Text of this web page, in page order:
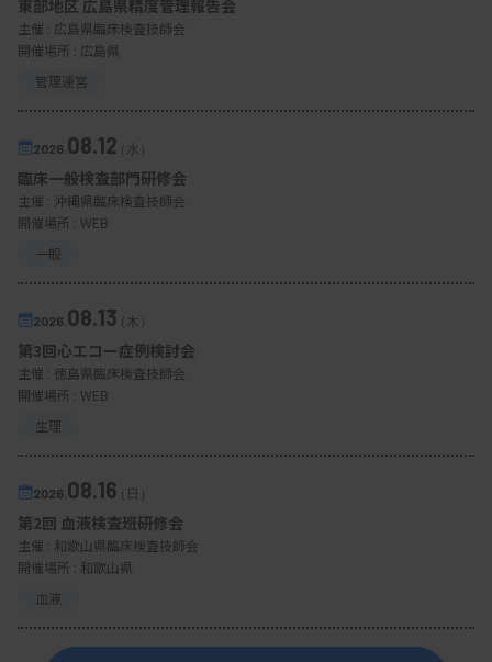
東部地区 広島県精度管理報告会
主催 : 広島県臨床検査技師会
開催場所 : 広島県
管理運営
2026. 08.12（水）
臨床一般検査部門研修会
主催 : 沖縄県臨床検査技師会
開催場所 : WEB
一般
2026. 08.13（木）
第3回心エコー症例検討会
主催 : 徳島県臨床検査技師会
開催場所 : WEB
生理
2026. 08.16（日）
第2回 血液検査班研修会
主催 : 和歌山県臨床検査技師会
開催場所 : 和歌山県
血液